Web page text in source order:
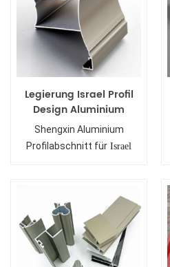
Legierung Israel Profil
Design Aluminium
Extrusion
Shengxin Aluminium
Profilabschnitt für Israel